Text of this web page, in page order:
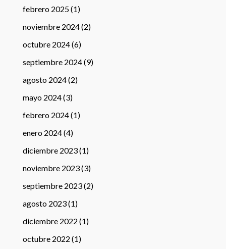
febrero 2025(1)
noviembre 2024(2)
octubre 2024(6)
septiembre 2024(9)
agosto 2024(2)
mayo 2024(3)
febrero 2024(1)
enero 2024(4)
diciembre 2023(1)
noviembre 2023(3)
septiembre 2023(2)
agosto 2023(1)
diciembre 2022 (1)
octubre 2022 (1)